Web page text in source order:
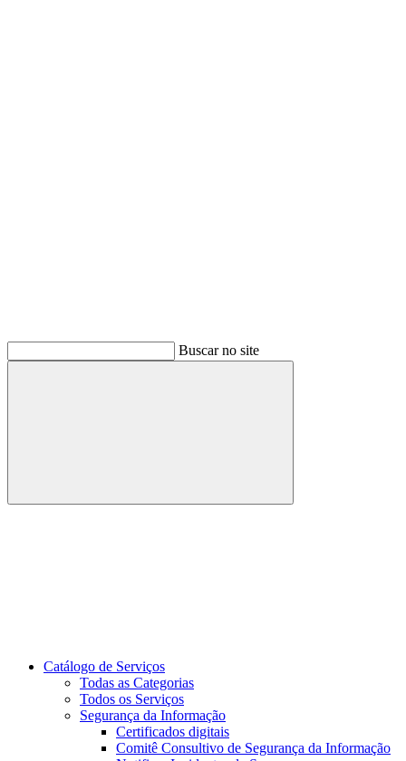
Buscar no site
Buscar
Catálogo de Serviços
Todas as Categorias
Todos os Serviços
Segurança da Informação
Certificados digitais
Comitê Consultivo de Segurança da Informação